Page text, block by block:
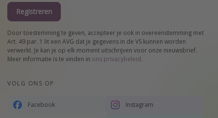
Registreren
Door toestemming te geven, accepteer je ook in overeenstemming met
Art. 49 par. 1 lit een AVG dat je gegevens in de VS kunnen worden
verwerkt. Je kan je op elk moment uitschrijven voor onze nieuwsbrief.
Meer informatie is te vinden in ons privacybeleid.
VOLG ONS OP
Facebook Instagram